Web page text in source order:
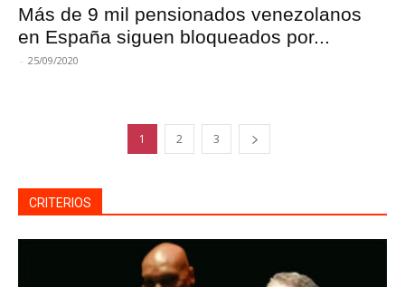
Más de 9 mil pensionados venezolanos
en España siguen bloqueados por...
- 25/09/2020
1 2 3
CRITERIOS